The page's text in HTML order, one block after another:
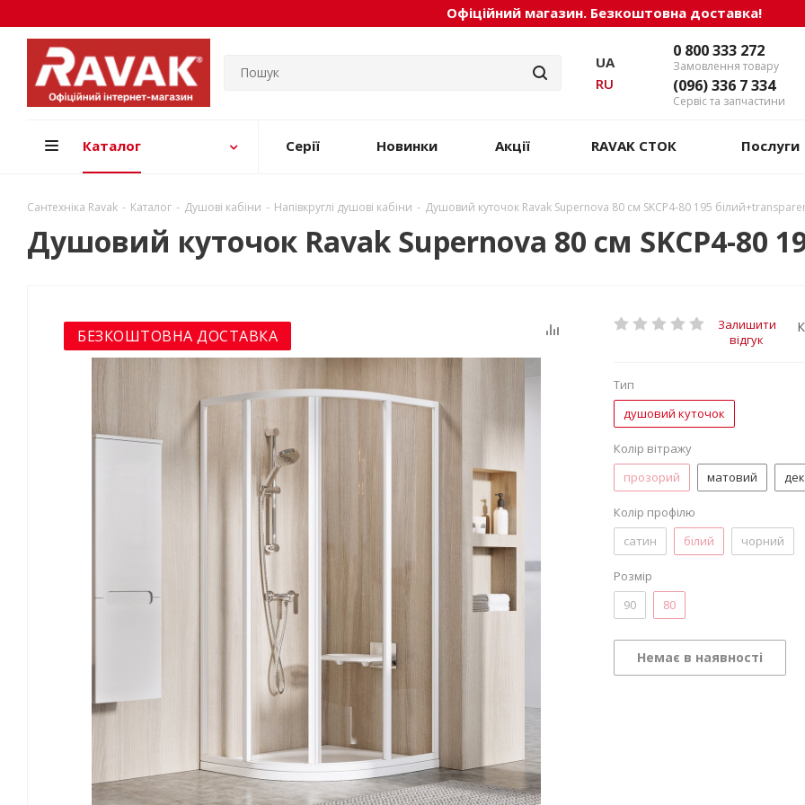
Офіційний магазин. Безкоштовна доставка!
0 800 333 272
Замовлення товару
(096) 336 7 334
Сервіс та запчастини
UA
RU
Каталог Серії Новинки Акції RAVAK СТОК Послуги
Сантехніка Ravak - Каталог - Душові кабіни - Напівкруглі душові кабіни - Душовий куточок Ravak Supernova 80 см SKCP4-80 195
Душовий куточок Ravak Supernova 80 см SKCP4-80
БЕЗКОШТОВНА ДОСТАВКА
Залишити
відгук
Тип
душовий куточок
Колір вітражу
прозорий
матовий
Колір профілю
сатин
білий чорний
Розмір
90
80
Немає в наявності